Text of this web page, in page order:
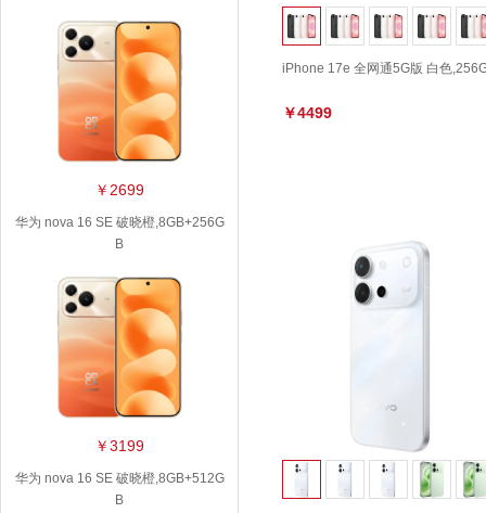
￥2699
华为 nova 16 SE 破晓橙,8GB+256G
B
￥3199
华为 nova 16 SE 破晓橙,8GB+512G
B
iPhone 17e 全网通5G版 白色
￥4499